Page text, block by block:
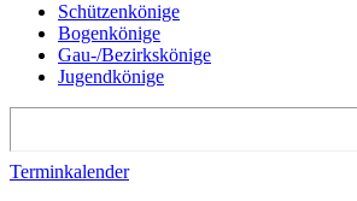
Schützenkönige
Bogenkönige
Gau-/Bezirkskönige
Jugendkönige
Terminkalender